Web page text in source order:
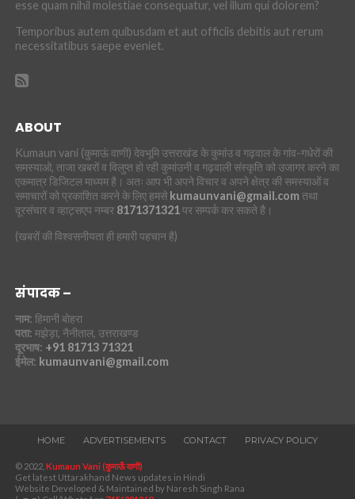
esse quam nihil molestiae consequatur, vel illum qui dolorem?
Temporibus autem quibusdam et aut officiis debitis aut rerum
necessitatibus saepe eveniet.
ABOUT
Kumaun vani (कुमाऊं वाणी) देवभूमि उत्तराखंड के कुमांउ व गढ़वाल के गांव-गधेरों की
समस्याओ, ताजा खबरों व विलुप्त हो रही कुमांउनी व गढ़वाली संस्कृति को उजागर करने का
एकमात्र डिजिटल माध्यम है। अतः आप भी अपने विचार व अपने क्षेत्र की समस्याओं व
समाचारों को प्रकाशित करने के लिए हमसे kumaunvani@gmail.com तथा
दूरसंचार व व्हाट्सएप नम्बर 8171371321पर सम्पर्क कर सकते है।
(खबरों की विश्वसनीयता ही हमारी पहचान है)
संपादक –
नाम: हिमानी बोहरा
पता: मझेड़ा, नैनीताल, उत्तराखण्ड
दूरभाष: +91 81713 71321
ईमेल: kumaunvani@gmail.com
HOME ADVERTISEMENTS CONTACT PRIVACY POLICY
© 2022, Kumaun Vani (कुमाऊँ वाणी)
Get latest Uttarakhand News updates in Hindi
Website Developed & Maintained by Naresh Singh Rana